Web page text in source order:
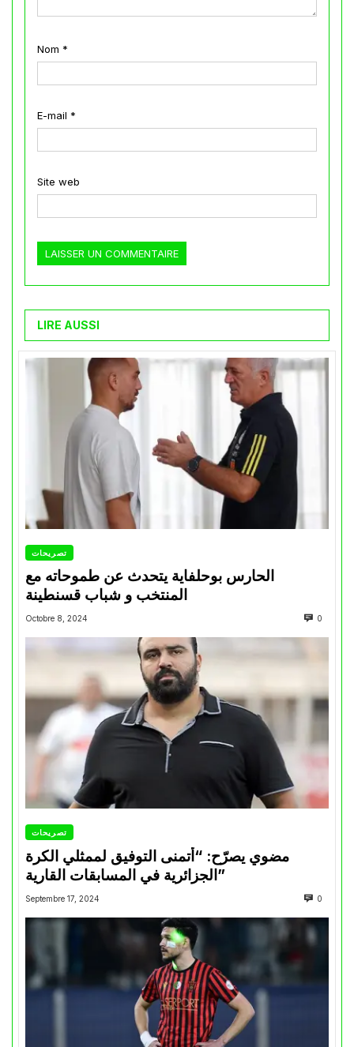
Nom *
E-mail *
Site web
LIRE AUSSI
تصريحات
الحارس بوحلفاية يتحدث عن طموحاته مع
المنتخب و شباب قسنطينة
Octobre 8, 2024 0
تصريحات
مضوي يصرّح: “أتمنى التوفيق لممثلي الكرة
الجزائرية في المسابقات القارية”
Septembre 17, 2024 0